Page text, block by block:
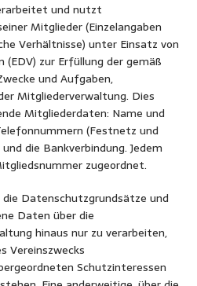
und nutzt
Mitglieder (Einzelangaben
Verhältnisse) unter Einsatz von
zur Erfüllung der gemäß
und Aufgaben,
Mitgliederverwaltung. Dies
Mitgliederdaten: Name und
(Festnetz und
die Bankverbindung. Jedem
zugeordnet.
Datenschutzgrundsätze und
Daten über die
hinaus nur zu verarbeiten,
Vereinszwecks
Schutzinteressen